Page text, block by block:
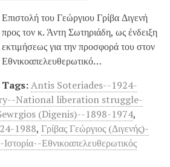
Επιστολή του Γεώργιου Γρίβα Διγενή
προς τον κ. Άντη Σωτηριάδη, ως ένδειξη
εκτιμήσεως για την προσφορά του στον
Εθνικοαπελευθερωτικό…
Tags:Antis Soteriades--1924-
National liberation struggle-
(Digenis)--1898-1974,
1988, Γρίβας Γεώργιος (Διγενής)-
Εθνικοαπελευθερωτικός